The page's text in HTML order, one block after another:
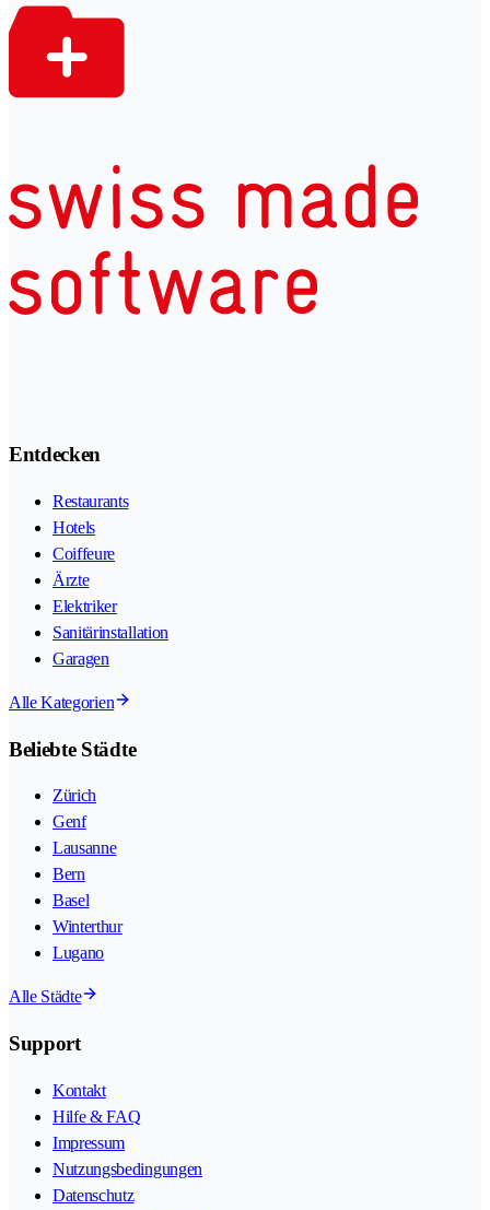
Entdecken
Restaurants
Hotels
Coiffeure
Ärzte
Elektriker
Sanitärinstallation
Garagen
Alle Kategorien
Beliebte Städte
Zürich
Genf
Lausanne
Bern
Basel
Winterthur
Lugano
Alle Städte
Support
Kontakt
Hilfe & FAQ
Impressum
Nutzungsbedingungen
Datenschutz